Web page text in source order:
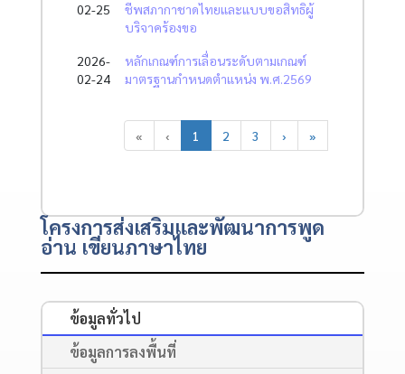
02-25
ชีพสภากาชาดไทยและแบบขอสิทธิผู้
บริจาคร้องขอ
2026-
02-24
หลักเกณฑ์การเลื่อนระดับตามเกณฑ์
มาตรฐานกำหนดตำแหน่ง พ.ศ.2569
« ‹ 1 2 3 › »
โครงการส่งเสริมและพัฒนาการพูด
อ่าน เขียนภาษาไทย
ข้อมูลทั่วไป
ข้อมูลการลงพื้นที่